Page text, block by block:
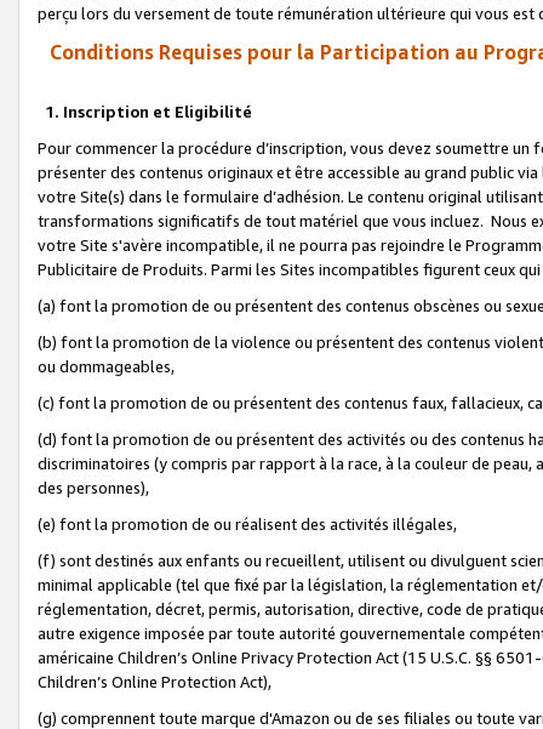
perçu lors du versement de toute rémunération ultérieure qui vous est
Conditions Requises pour la Participation au
1. Inscription et Eligibilité
Pour commencer la procédure d’inscription, vous devez soumettre
présenter des contenus originaux et être accessible au grand public
votre Site(s) dans le formulaire d’adhésion. Le contenu original
transformations significatifs de tout matériel que vous incluez. Nous
votre Site s'avère incompatible, il ne pourra pas rejoindre le
Publicitaire de Produits. Parmi les Sites incompatibles figurent ceux
(a) font la promotion de ou présentent des contenus obscènes ou
(b) font la promotion de la violence ou présentent des contenus
ou dommageables,
(c) font la promotion de ou présentent des contenus faux, fallacieux,
(d) font la promotion de ou présentent des activités ou des contenus
discriminatoires (y compris par rapport à la race, à la couleur de
des personnes),
(e) font la promotion de ou réalisent des activités illégales,
(f) sont destinés aux enfants ou recueillent, utilisent ou divulguent
minimal applicable (tel que fixé par la législation, la réglementation
réglementation, décret, permis, autorisation, directive, code de
autre exigence imposée par toute autorité gouvernementale
américaine Children’s Online Privacy Protection Act (15 U.S.C. §§
Children’s Online Protection Act),
(g) comprennent toute marque d'Amazon ou de ses filiales ou toute